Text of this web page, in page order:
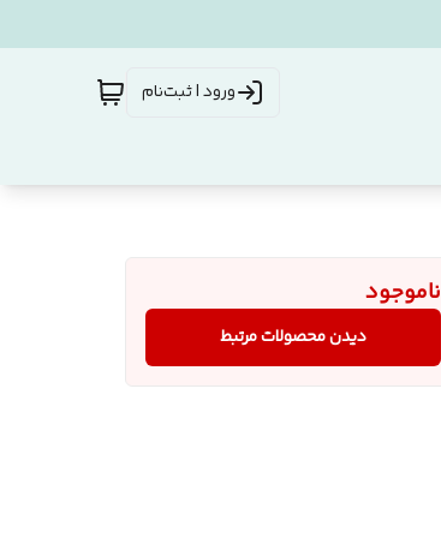
ورود | ثبت‌نام
ناموجود
دیدن محصولات مرتبط